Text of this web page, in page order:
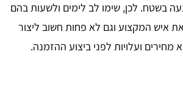
בשטח. לכן, שימו לב לימים ולשעות בהם
איש המקצוע וגם לא פחות חשוב ליצור
מחירים ועלויות לפני ביצוע ההזמנה.